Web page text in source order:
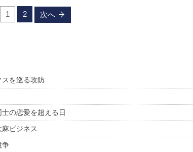
1 2 次へ
を巡る攻防
士の恋愛を超える日
ビジネス
争